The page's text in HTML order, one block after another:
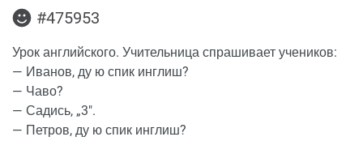
#475953
Урок английского. Учительница спрашивает учеников:
— Иванов, ду ю спик инглиш?
— Чаво?
— Садись, „3".
— Петров, ду ю спик инглиш?